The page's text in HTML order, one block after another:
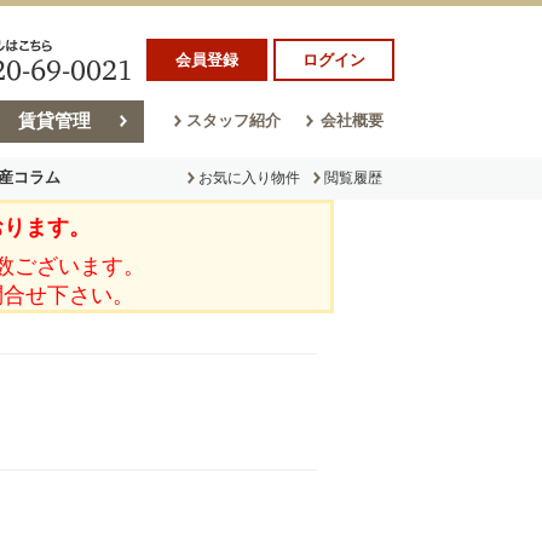
会員登録 ログイン
賃貸管理 スタッフ紹介 会社概要
コラム
ム
お気に入り物件 閲覧履歴
ます。
ざいます。
せ下さい。